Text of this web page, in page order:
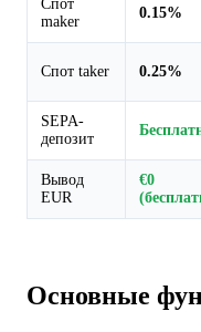
Спот
maker
0.15%
Спот taker 0.25%
SEPA-
депозит
Вывод
EUR
€0
Основные